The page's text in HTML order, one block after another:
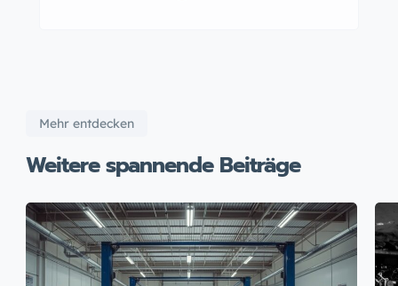
Mehr entdecken
Weitere spannende Beiträge